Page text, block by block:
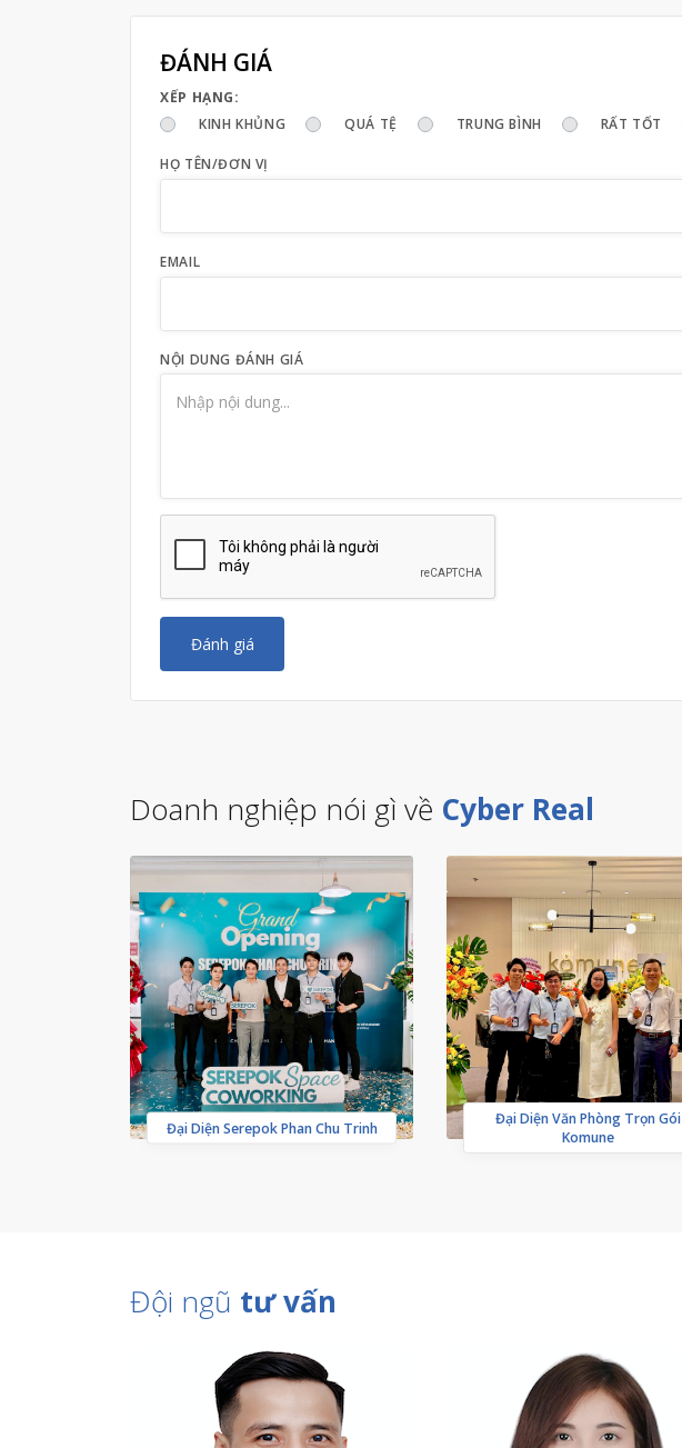
ĐÁNH GIÁ
XẾP HẠNG:
KINH KHỦNG
QUÁ TỆ TRUNG BÌNH RẤT TỐT
HỌ TÊN/ĐƠN VỊ
EMAIL
NỘI DUNG ĐÁNH GIÁ
Đánh giá
Doanh nghiệp nói gì về Cyber Real
Đại Diện Serepok Phan Chu Trinh
Đại Diện Văn Phòng Trọn Gói
Komune
Đội ngũ tư vấn